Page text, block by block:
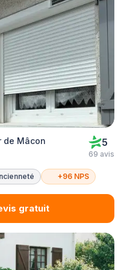
de Mâcon 5
69 avis
+96 NPS
gratuit